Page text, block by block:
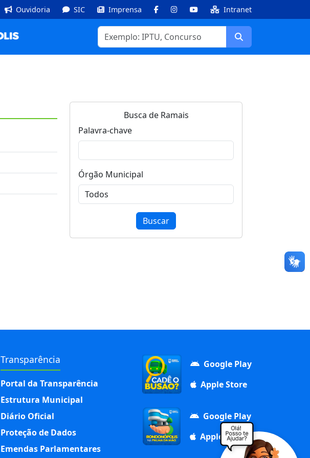
Ouvidoria SIC Imprensa FacebookInstagramYoutube Intranet
Buscar
Busca de Ramais
Palavra-chave
Órgão Municipal
Buscar
Transparência
Portal da Transparência
Estrutura Municipal
Diário Oficial
Proteção de Dados
Emendas Parlamentares
Google Play
Apple Store
Google Play
Apple Store